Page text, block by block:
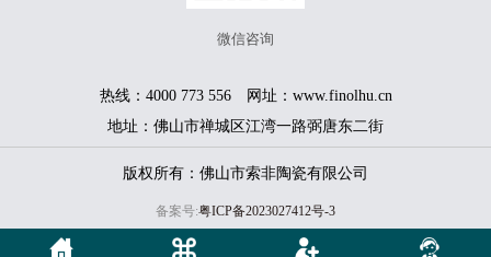
微信咨询
热线：4000 773 556 网址：www.finolhu.cn
地址：佛山市禅城区江湾一路弼唐东二街
版权所有：佛山市索非陶瓷有限公司
备案号:粤ICP备2023027412号-3